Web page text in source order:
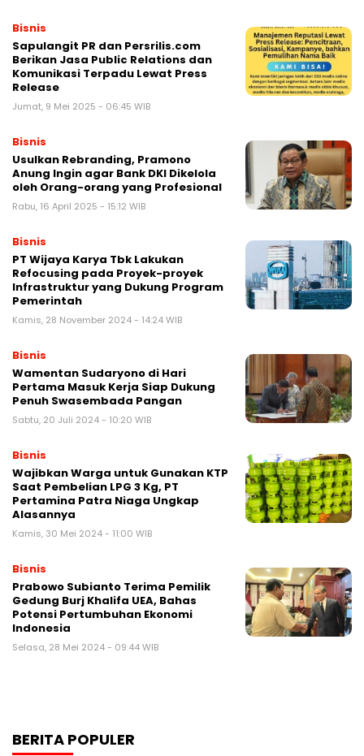
Bisnis
Sapulangit PR dan Persrilis.com
Berikan Jasa Public Relations dan
Komunikasi Terpadu Lewat Press
Release
Jumat, 9 Mei 2025 - 06:45 WIB
Bisnis
Usulkan Rebranding, Pramono
Anung Ingin agar Bank DKI Dikelola
oleh Orang-orang yang Profesional
Rabu, 16 April 2025 - 15:12 WIB
Bisnis
PT Wijaya Karya Tbk Lakukan
Refocusing pada Proyek-proyek
Infrastruktur yang Dukung Program
Pemerintah
Kamis, 28 November 2024 - 14:24 WIB
Bisnis
Wamentan Sudaryono di Hari
Pertama Masuk Kerja Siap Dukung
Penuh Swasembada Pangan
Sabtu, 20 Juli 2024 - 10:20 WIB
Bisnis
Wajibkan Warga untuk Gunakan KTP
Saat Pembelian LPG 3 Kg, PT
Pertamina Patra Niaga Ungkap
Alasannya
Kamis, 30 Mei 2024 - 11:00 WIB
Bisnis
Prabowo Subianto Terima Pemilik
Gedung Burj Khalifa UEA, Bahas
Potensi Pertumbuhan Ekonomi
Indonesia
Selasa, 28 Mei 2024 - 09:44 WIB
BERITA POPULER